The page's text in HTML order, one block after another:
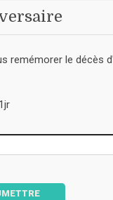
remémorer le décès
1jr